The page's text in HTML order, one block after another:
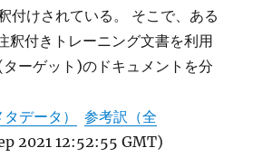
付けされている。 そこで、ある
釈付きトレーニング文書を利用
ーゲット)のドキュメントを分
データ）
参考訳（全
2021 12:52:55 GMT)